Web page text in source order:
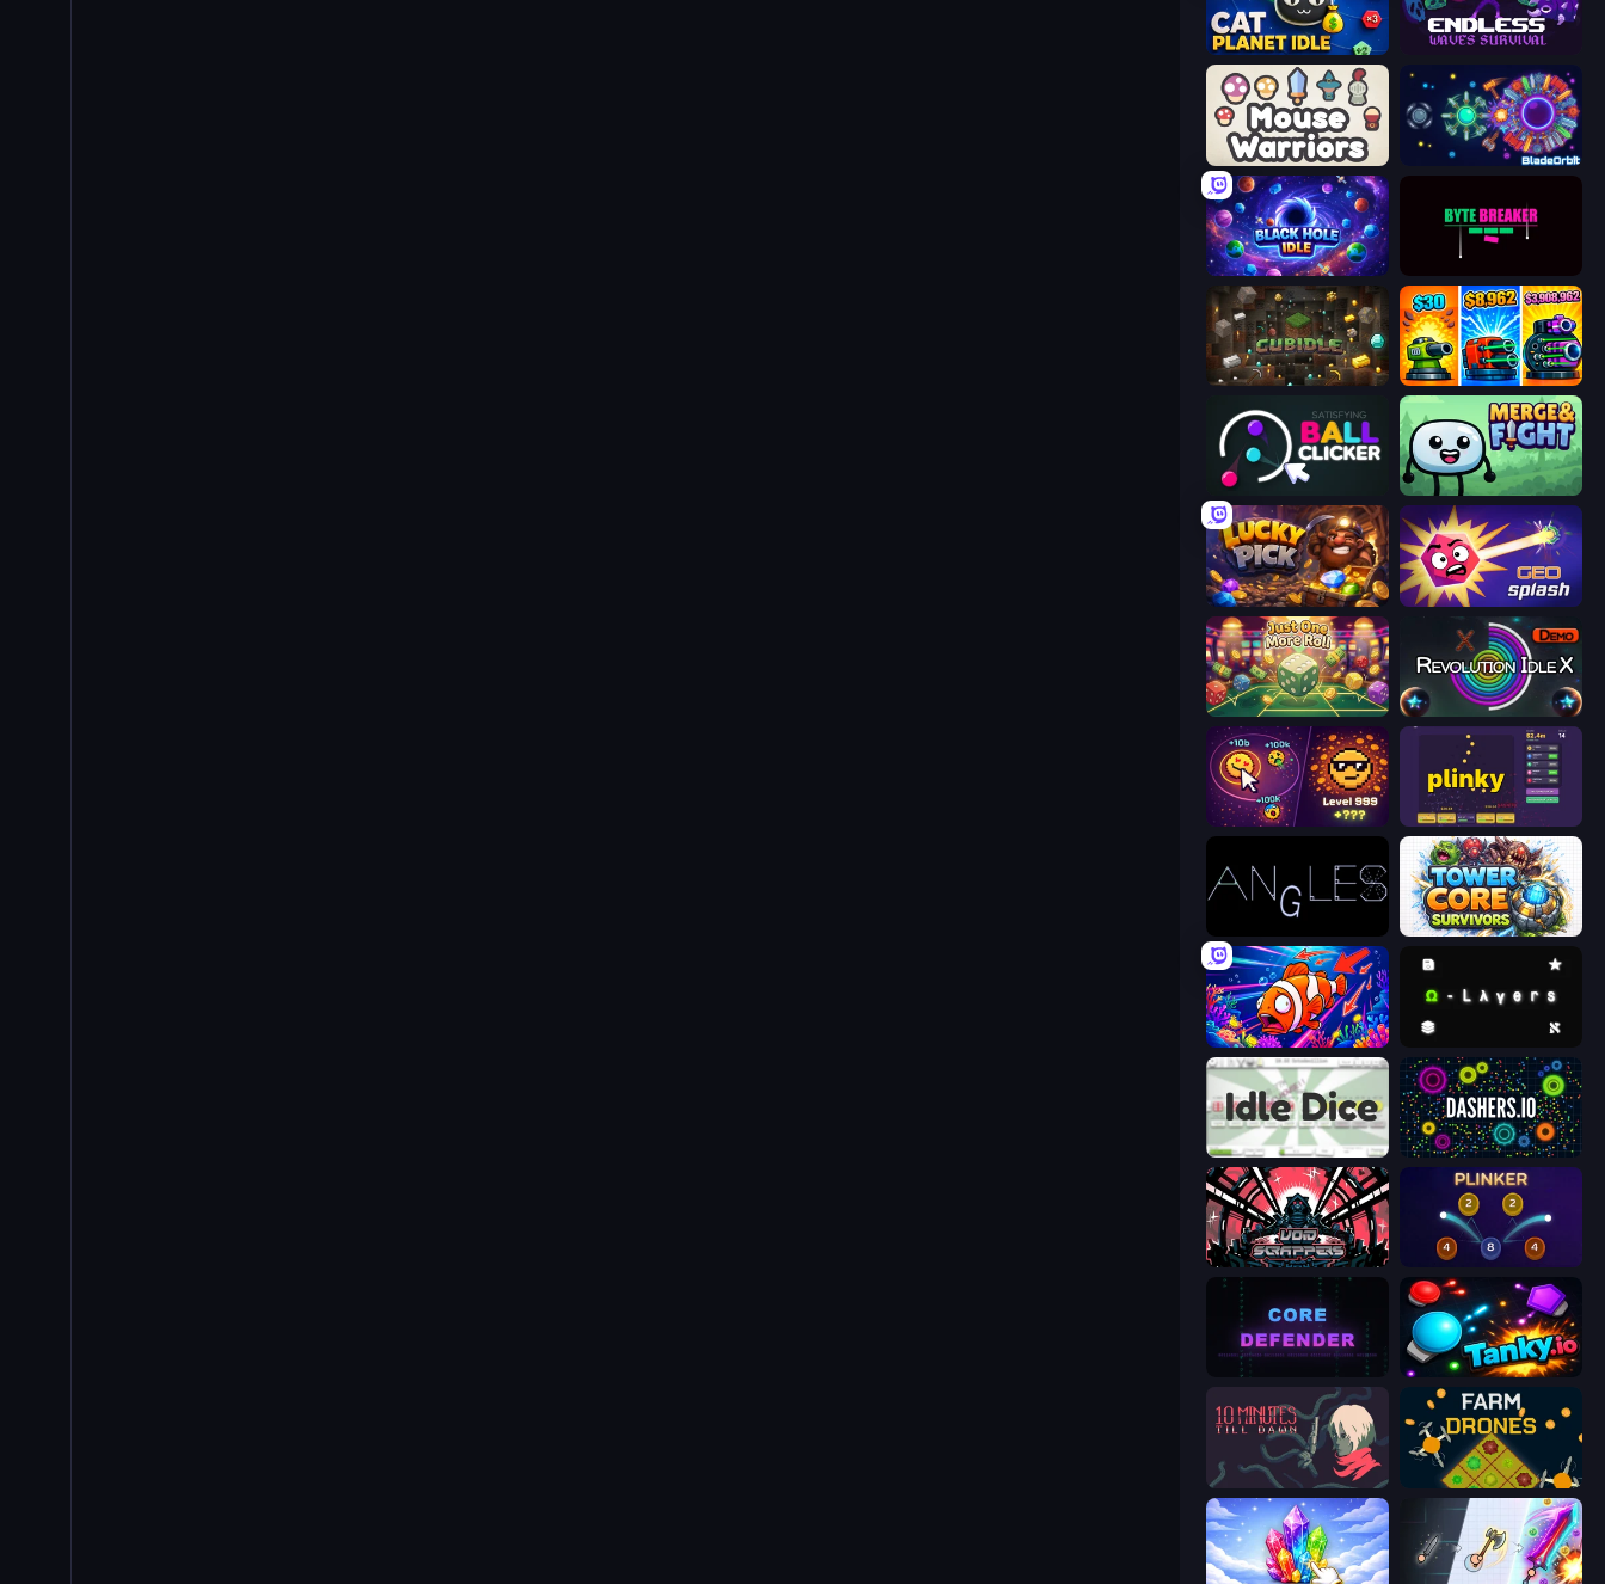
Cat Planet Idle Endless Waves Survival
Mouse Warriors BladeOrbit.io
Black Hole Idle
Cubidle Pumpkin Defense: Merge Cannon
Satisfying Ball Clicker Merge & Fight
Lucky Pick GEOsplash
Just One More Roll Revolution Idle X
Dominate All Shapes Plinky
Tower Core Survivors
Fish Catch Idle Omega Layers
Idle Dice Dashers.io
Void Scrappers Plinker
Core Defender Tanky.io
10 Minutes Till Dawn Farm Drones